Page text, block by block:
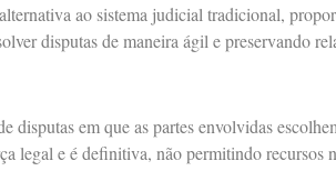
ao sistema judicial tradicional,
disputas de maneira ágil e preservando
disputas em que as partes envolvidas
legal e é definitiva, não permitindo recursos